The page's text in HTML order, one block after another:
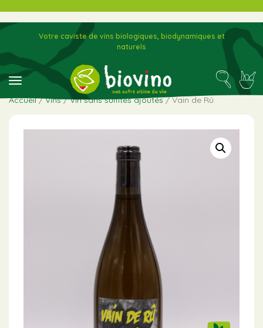
toggle navigation
Votre caviste de vins biologiques, biodynamiques et
naturels
Accueil/Vins/Vin sans sulfites ajoutés/ Vain de Rû